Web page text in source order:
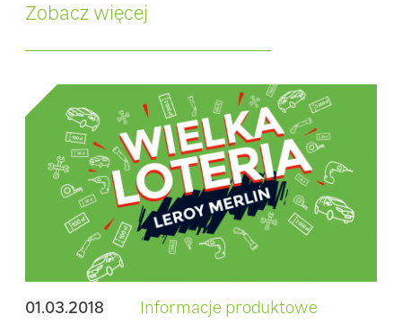
Zobacz więcej
01.03.2018 Informacje produktowe